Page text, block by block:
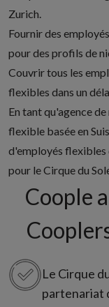
Zurich.
Fournir des
pour des profils de
Couvrir tous les
flexibles dans un
En tant qu'agence
flexible basée en
d'employés flexibles
pour le Cirque du
Coople
Le Cirque
partenariat